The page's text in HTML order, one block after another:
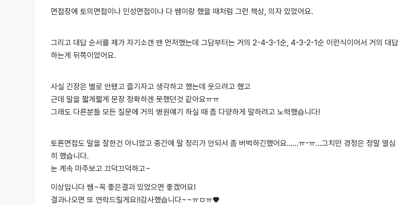
면접장에 토의면접이나 인성면접이나 다 쌤이랑 했을 때처럼 그런 책상, 의자 있었어요.
그리고 대답 순서를 제가 자기소갠 맨 먼저했는데 그담부터는 거의 2-4-3-1순, 4-3-2-1순 이런식이어서 거의 대답
하는게 뒤쪽이었어요.
사실 긴장은 별로 안됐고 즐기자고 생각하고 했는데 웃으려고 했고
근데 말을 짧게짧게 문장 정확하겐 못했던것 같아요ㅠㅠ
그래도 다른분들 모든 질문에 거의 병원얘기 하실 때 좀 다양하게 말하려고 노력했습니다!
토론면접도 말을 잘한건 아니었고 중간에 말 정리가 안되서 좀 버벅하긴했어요……ㅠ-ㅠ…그치만 경청은 정말 열심
히 했습니다.
눈 계속 마주보고 끄덕끄덕하고~
이상입니다 쌤~꼭 좋은결과 있었으면 좋겠어요!
결과나오면 또 연락드릴게요!!감사했습니다~~ㅠㅁㅠ♥